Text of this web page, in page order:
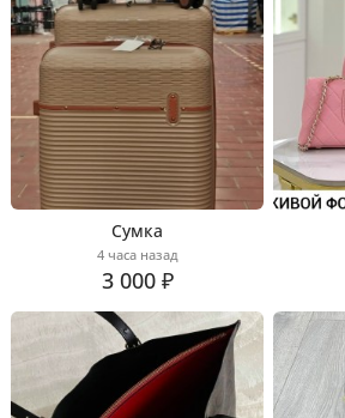
Сумка
4 часа назад
3 000 ₽